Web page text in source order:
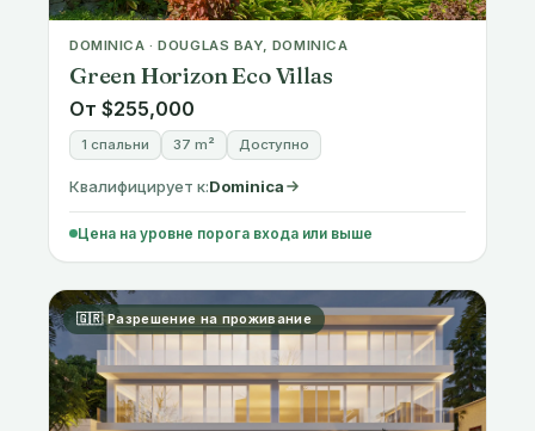
Green Horizon Eco Villas
От $255,000
1 спальни 37 m²
Квалифицирует к:Dominica
Цена на уровне порога входа или выше